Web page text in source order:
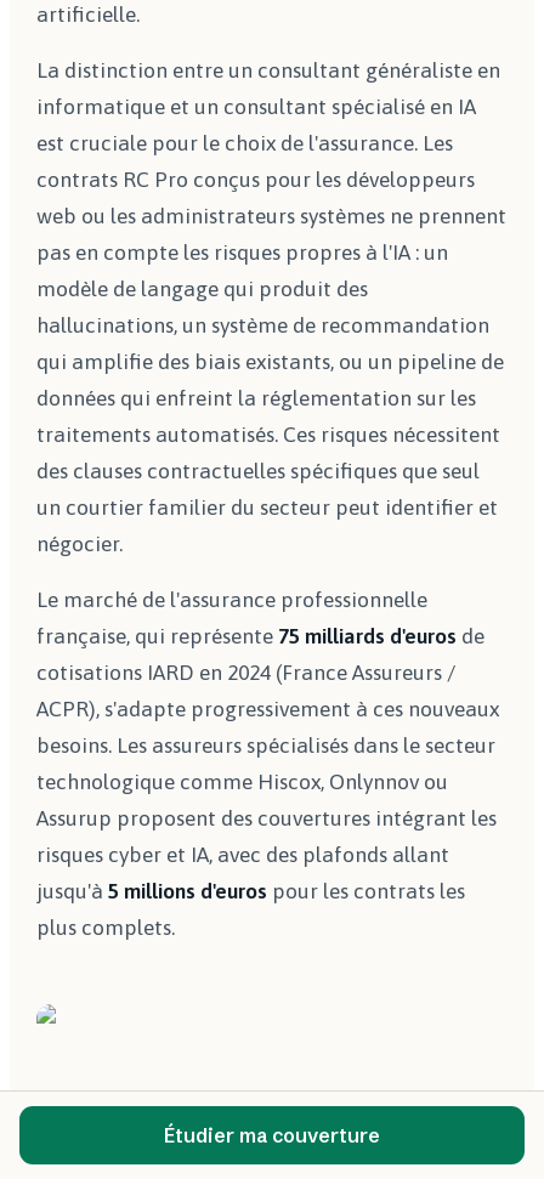
artificielle.
La distinction entre un consultant généraliste en
informatique et un consultant spécialisé en IA
est cruciale pour le choix de l'assurance. Les
contrats RC Pro conçus pour les développeurs
web ou les administrateurs systèmes ne prennent
pas en compte les risques propres à l'IA : un
modèle de langage qui produit des
hallucinations, un système de recommandation
qui amplifie des biais existants, ou un pipeline de
données qui enfreint la réglementation sur les
traitements automatisés. Ces risques nécessitent
des clauses contractuelles spécifiques que seul
un courtier familier du secteur peut identifier et
négocier.
Le marché de l'assurance professionnelle
française, qui représente 75 milliards d'euros de
cotisations IARD en 2024 (France Assureurs /
ACPR), s'adapte progressivement à ces nouveaux
besoins. Les assureurs spécialisés dans le secteur
technologique comme Hiscox, Onlynnov ou
Assurup proposent des couvertures intégrant les
risques cyber et IA, avec des plafonds allant
jusqu'à 5 millions d'euros pour les contrats les
plus complets.
Étudier ma couverture